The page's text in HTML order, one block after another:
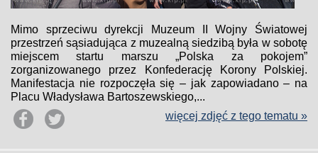
Mimo sprzeciwu dyrekcji Muzeum II Wojny Światowej
przestrzeń sąsiadująca z muzealną siedzibą była w sobotę
miejscem startu marszu „Polska za pokojem”
zorganizowanego przez Konfederację Korony Polskiej.
Manifestacja nie rozpoczęła się – jak zapowiadano – na
Placu Władysława Bartoszewskiego,...
więcej zdjęć z tego tematu »